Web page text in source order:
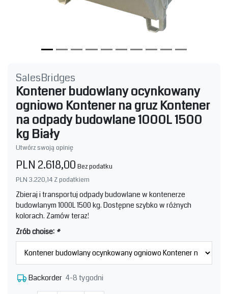
SalesBridges
Kontener budowlany ocynkowany
ogniowo Kontener na gruz Kontener
na odpady budowlane 1000L 1500
kg Biały
Utwórz swoją opinię
PLN 2.618,00 Bez podatku
PLN 3.220,14 Z podatkiem
Zbieraj i transportuj odpady budowlane w kontenerze
budowlanym 1000L 1500 kg. Dostępne szybko w różnych
kolorach. Zamów teraz!
Zrób choise: *
Backorder 4-8 tygodni